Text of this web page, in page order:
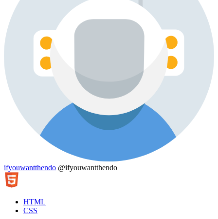
ifyouwantthendo @ifyouwantthendo
HTML
CSS